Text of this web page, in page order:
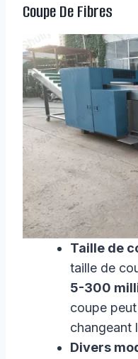
Coupe De Fibres
Taille de
taille de
5-300
coupe
changeant
Divers